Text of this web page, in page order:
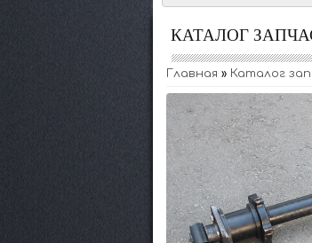
КАТАЛОГ
Главная » Каталог